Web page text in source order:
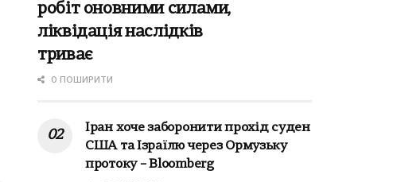
робіт оновними силами,
ліквідація наслідків
триває
0 ПОШИРИТИ
Іран хоче заборонити прохід суден
США та Ізраїлю через Ормузьку
протоку – Bloomberg